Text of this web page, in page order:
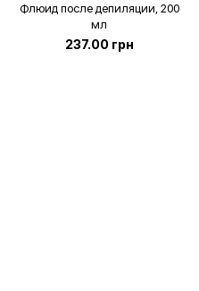
Флюид после депиляции, 200
мл
237.00 грн